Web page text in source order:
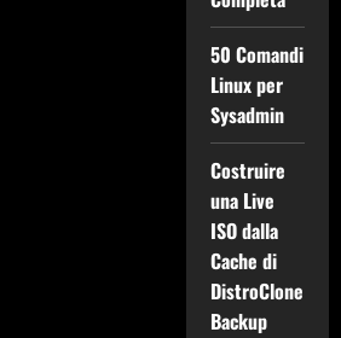
50 Comandi
Linux per
Sysadmin
Costruire
una Live
ISO dalla
Cache di
DistroClone
Backup